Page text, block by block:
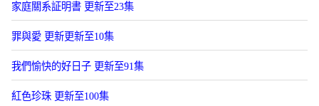
家庭關系証明書 更新至23集
罪與愛 更新更新至10集
我們愉快的好日子 更新至91集
紅色珍珠 更新至100集